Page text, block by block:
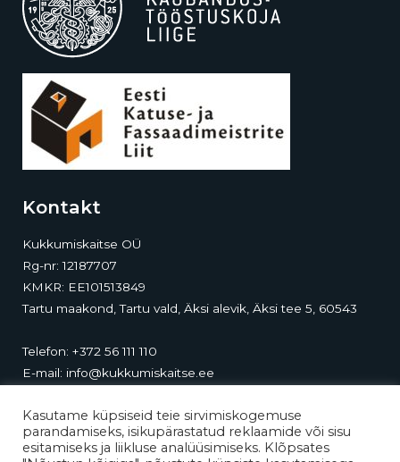
Kontakt
Kukkumiskaitse OÜ
Rg-nr: 12187707
KMKR: EE101513849
Tartu maakond, Tartu vald, Äksi alevik, Äksi tee 5, 60543
Telefon: +372 56 111 110
E-mail: info@kukkumiskaitse.ee
Kasutame küpsiseid teie sirvimiskogemuse
parandamiseks, isikupärastatud reklaamide või sisu
esitamiseks ja liikluse analüüsimiseks. Klõpsates